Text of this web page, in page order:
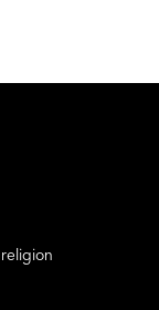
ainsi
aujourd’hui le